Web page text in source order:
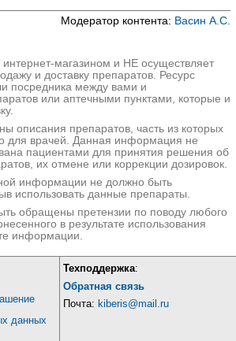
Модератор контента: Васин А.С.
магазином и НЕ осуществляет
и доставку препаратов. Ресурс
посредника между вами и
или аптечными пунктами, которые и
описания препаратов, часть из которых
для врачей. Данная информация не
пациентами для принятия решения об
их отмене или коррекции дозировок.
информации не должно быть
использовать данные препараты.
обращены претензии по поводу любого
в результате использования
информации.
данных
Техподдержка:
Обратная связь
Почта: kiberis@mail.ru